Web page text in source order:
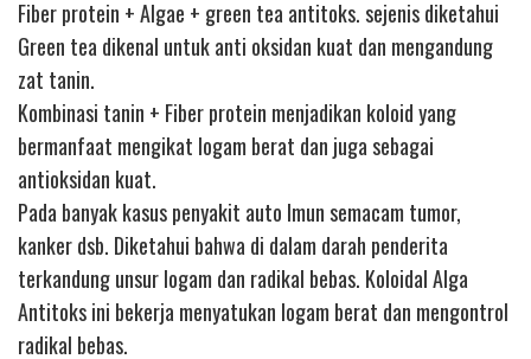
Fiber protein + Algae + green tea antitoks. sejenis diketahui
Green tea dikenal untuk anti oksidan kuat dan mengandung
zat tanin.
Kombinasi tanin + Fiber protein menjadikan koloid yang
bermanfaat mengikat logam berat dan juga sebagai
antioksidan kuat.
Pada banyak kasus penyakit auto Imun semacam tumor,
kanker dsb. Diketahui bahwa di dalam darah penderita
terkandung unsur logam dan radikal bebas. Koloidal Alga
Antitoks ini bekerja menyatukan logam berat dan mengontrol
radikal bebas.